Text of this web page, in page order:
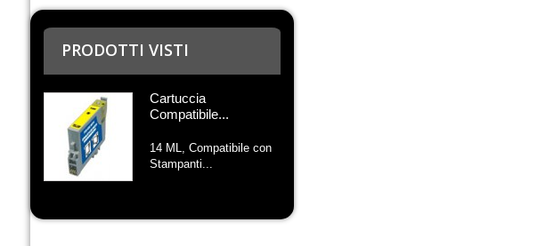
PRODOTTI VISTI
Cartuccia
Compatibile...
14 ML, Compatibile con
Stampanti...